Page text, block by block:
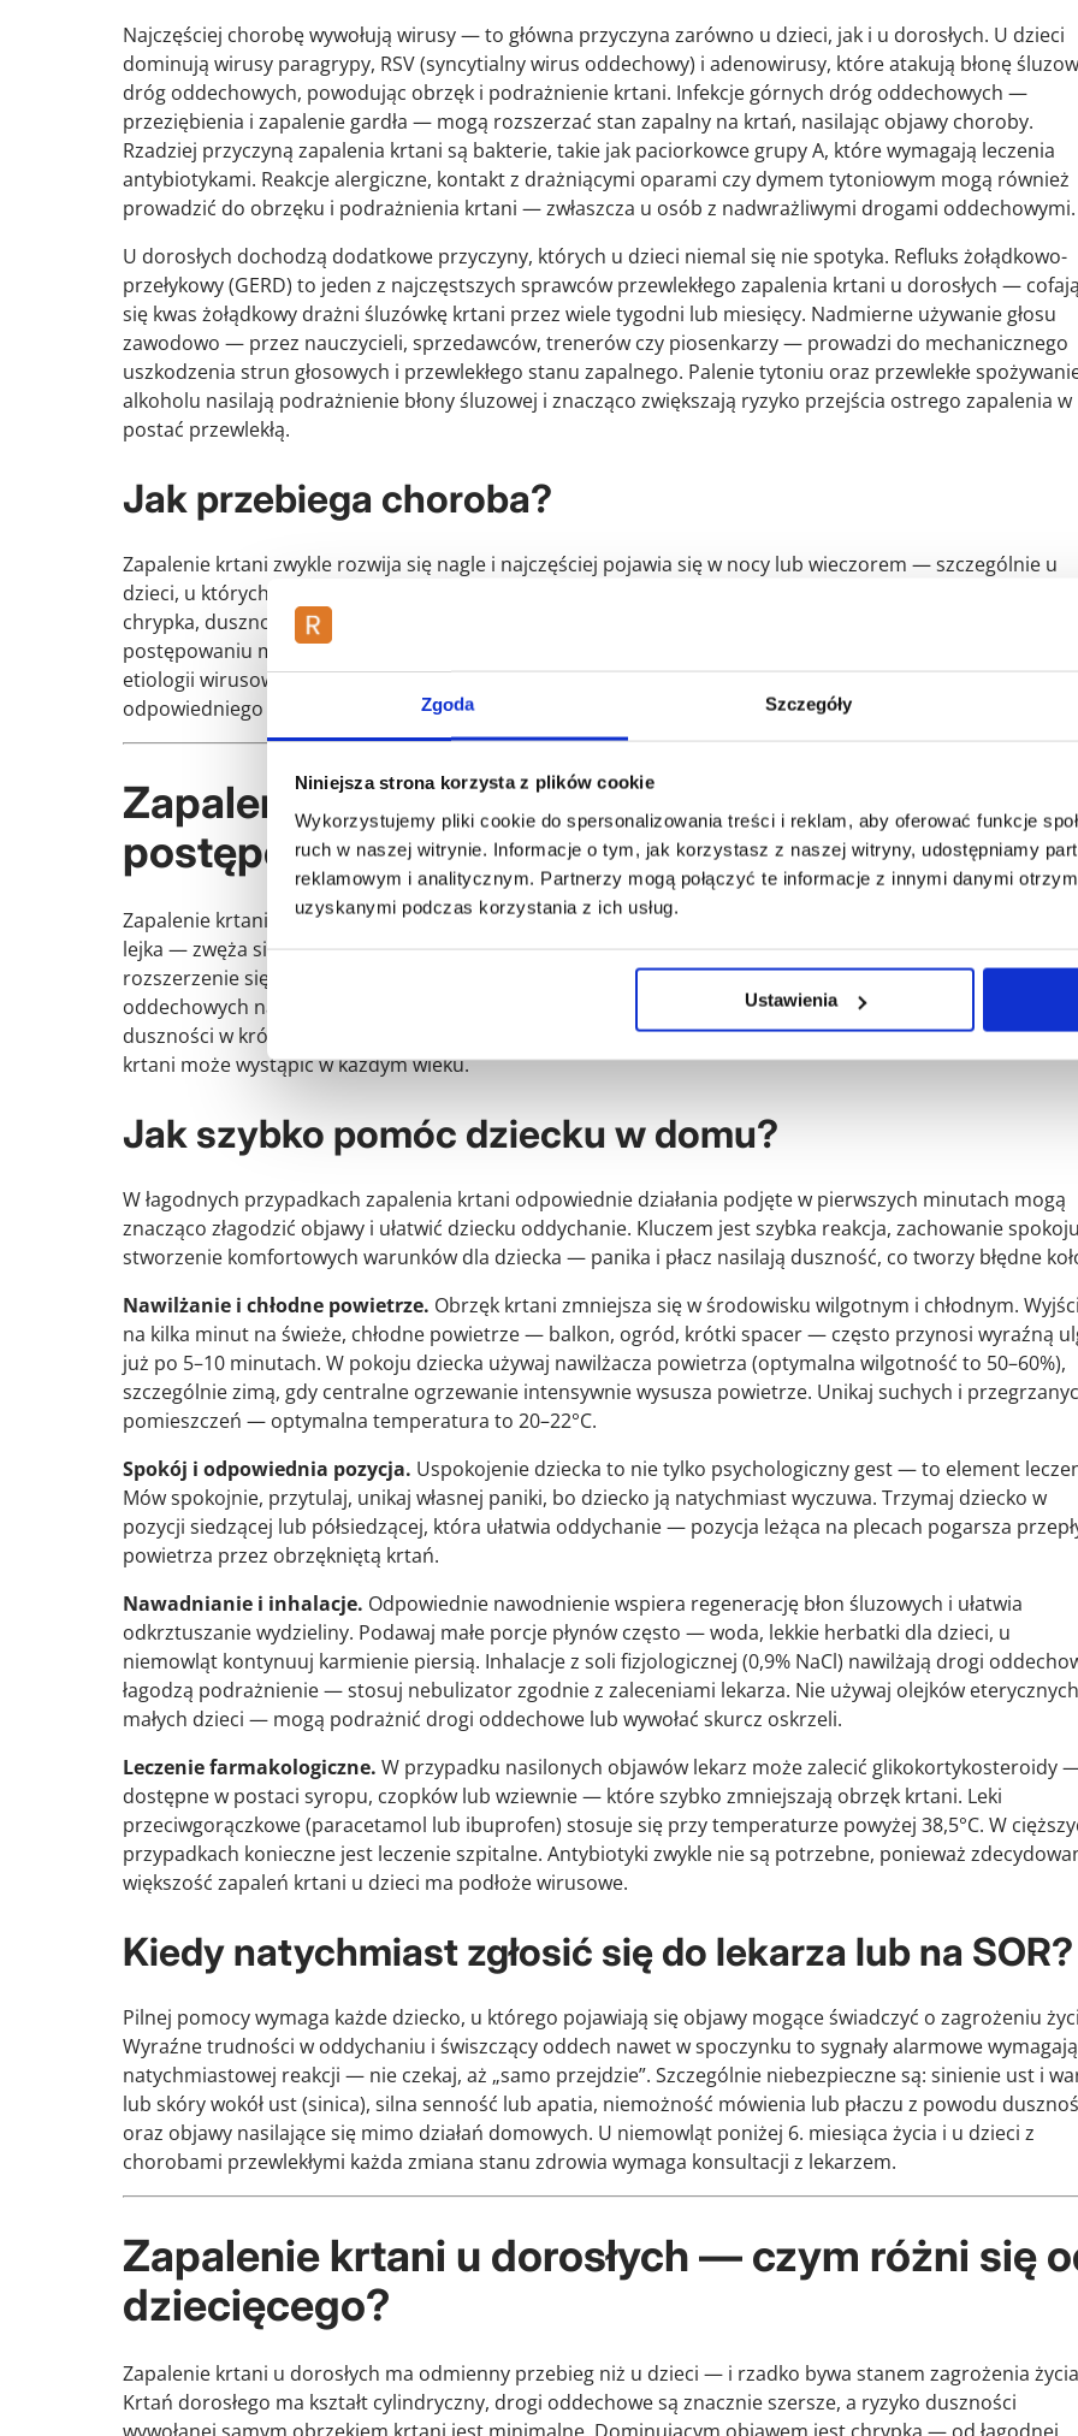
Zgoda Szczegóły
Niniejsza strona korzysta z plików cookie
Wykorzystujemy pliki cookie do spersonalizowania treści i reklam, aby oferować funkcje
ruch w naszej witrynie. Informacje o tym, jak korzystasz z naszej witryny, udostępniamy
reklamowym i analitycznym. Partnerzy mogą połączyć te informacje z innymi danymi
uzyskanymi podczas korzystania z ich usług.
Ustawienia
Najczęściej chorobę wywołują wirusy — to główna przyczyna zarówno u dzieci, jak i u dorosłych. U dzieci
dominują wirusy paragrypy, RSV (syncytialny wirus oddechowy) i adenowirusy, które atakują błonę
dróg oddechowych, powodując obrzęk i podrażnienie krtani. Infekcje górnych dróg oddechowych —
przeziębienia i zapalenie gardła — mogą rozszerzać stan zapalny na krtań, nasilając objawy choroby.
Rzadziej przyczyną zapalenia krtani są bakterie, takie jak paciorkowce grupy A, które wymagają leczenia
antybiotykami. Reakcje alergiczne, kontakt z drażniącymi oparami czy dymem tytoniowym mogą również
prowadzić do obrzęku i podrażnienia krtani — zwłaszcza u osób z nadwrażliwymi drogami oddechowymi.
U dorosłych dochodzą dodatkowe przyczyny, których u dzieci niemal się nie spotyka. Refluks żołądkowo-
przełykowy (GERD) to jeden z najczęstszych sprawców przewlekłego zapalenia krtani u dorosłych —
się kwas żołądkowy drażni śluzówkę krtani przez wiele tygodni lub miesięcy. Nadmierne używanie głosu
zawodowo — przez nauczycieli, sprzedawców, trenerów czy piosenkarzy — prowadzi do mechanicznego
uszkodzenia strun głosowych i przewlekłego stanu zapalnego. Palenie tytoniu oraz przewlekłe
alkoholu nasilają podrażnienie błony śluzowej i znacząco zwiększają ryzyko przejścia ostrego zapalenia w
postać przewlekłą.
Jak przebiega choroba?
Zapalenie krtani zwykle rozwija się nagle i najczęściej pojawia się w nocy lub wieczorem — szczególnie u
dzieci, u których objawy potrafią nasilić się w ciągu godziny. Typowe symptomy to suchy, szczekający
chrypka, duszność oraz świszczący wdech (stridor). Dzięki wczesnemu rozpoznaniu i odpowiedniemu
postępowaniu możliwe jest szybkie złagodzenie objawów i uniknięcie powikłań. Większość przypadków o
etiologii wirusowej ustępuje samoistnie w ciągu 7–10 dni, jednak w tym czasie pacjent wymaga
odpowiedniego nawodnienia, odpoczynku głosowego i ewentualnie leczenia farmakologicznego.
Zapalenie krtani u dzieci — objawy i
postępowanie
Zapalenie krtani u dzieci jest szczególnie niebezpieczne ze względu na anatomię. Krtań dziecka ma kształt
lejka — zwęża się ku dołowi, a okolicę podgłośniową otacza chrząstka pierścieniowata, która nie pozwala
rozszerzenie się w przypadku obrzęku. Już 1 mm obrzęku w tej okolicy może zmniejszyć przekrój dróg
oddechowych nawet o 75%, co tłumaczy, dlaczego dziecko może przejść od łagodnych objawów do ciężkiej
duszności w krótkim czasie. Najczęściej chorują dzieci między 6. miesiącem a 5. rokiem życia, choć
krtani może wystąpić w każdym wieku.
Jak szybko pomóc dziecku w domu?
W łagodnych przypadkach zapalenia krtani odpowiednie działania podjęte w pierwszych minutach mogą
znacząco złagodzić objawy i ułatwić dziecku oddychanie. Kluczem jest szybka reakcja, zachowanie
stworzenie komfortowych warunków dla dziecka — panika i płacz nasilają duszność, co tworzy błędne
Nawilżanie i chłodne powietrze. Obrzęk krtani zmniejsza się w środowisku wilgotnym i chłodnym.
na kilka minut na świeże, chłodne powietrze — balkon, ogród, krótki spacer — często przynosi wyraźną
już po 5–10 minutach. W pokoju dziecka używaj nawilżacza powietrza (optymalna wilgotność to 50–60%),
szczególnie zimą, gdy centralne ogrzewanie intensywnie wysusza powietrze. Unikaj suchych i
pomieszczeń — optymalna temperatura to 20–22°C.
Spokój i odpowiednia pozycja. Uspokojenie dziecka to nie tylko psychologiczny gest — to element
Mów spokojnie, przytulaj, unikaj własnej paniki, bo dziecko ją natychmiast wyczuwa. Trzymaj dziecko w
pozycji siedzącej lub półsiedzącej, która ułatwia oddychanie — pozycja leżąca na plecach pogarsza
powietrza przez obrzękniętą krtań.
Nawadnianie i inhalacje. Odpowiednie nawodnienie wspiera regenerację błon śluzowych i ułatwia
odkrztuszanie wydzieliny. Podawaj małe porcje płynów często — woda, lekkie herbatki dla dzieci, u
niemowląt kontynuuj karmienie piersią. Inhalacje z soli fizjologicznej (0,9% NaCl) nawilżają drogi
łagodzą podrażnienie — stosuj nebulizator zgodnie z zaleceniami lekarza. Nie używaj olejków
małych dzieci — mogą podrażnić drogi oddechowe lub wywołać skurcz oskrzeli.
Leczenie farmakologiczne. W przypadku nasilonych objawów lekarz może zalecić glikokortykosteroidy
dostępne w postaci syropu, czopków lub wziewnie — które szybko zmniejszają obrzęk krtani. Leki
przeciwgorączkowe (paracetamol lub ibuprofen) stosuje się przy temperaturze powyżej 38,5°C. W
przypadkach konieczne jest leczenie szpitalne. Antybiotyki zwykle nie są potrzebne, ponieważ
większość zapaleń krtani u dzieci ma podłoże wirusowe.
Kiedy natychmiast zgłosić się do lekarza lub na SOR?
Pilnej pomocy wymaga każde dziecko, u którego pojawiają się objawy mogące świadczyć o zagrożeniu
Wyraźne trudności w oddychaniu i świszczący oddech nawet w spoczynku to sygnały alarmowe
natychmiastowej reakcji — nie czekaj, aż „samo przejdzie”. Szczególnie niebezpieczne są: sinienie ust i
lub skóry wokół ust (sinica), silna senność lub apatia, niemożność mówienia lub płaczu z powodu
oraz objawy nasilające się mimo działań domowych. U niemowląt poniżej 6. miesiąca życia i u dzieci z
chorobami przewlekłymi każda zmiana stanu zdrowia wymaga konsultacji z lekarzem.
Zapalenie krtani u dorosłych — czym różni się
dziecięcego?
Zapalenie krtani u dorosłych ma odmienny przebieg niż u dzieci — i rzadko bywa stanem zagrożenia
Krtań dorosłego ma kształt cylindryczny, drogi oddechowe są znacznie szersze, a ryzyko duszności